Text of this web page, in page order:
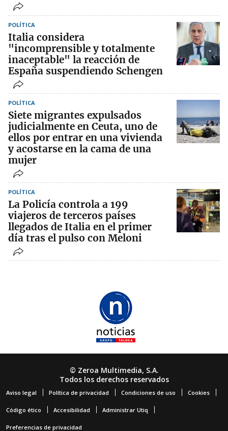
POLÍTICA
Italia considera
"incomprensible y totalmente
inaceptable" la reacción de
España suspendiendo Schengen
POLÍTICA
Siete migrantes expulsados
judicialmente en Ceuta, uno de
ellos por entrar en una vivienda
y acostarse en la cama de una
mujer
POLÍTICA
La Policía controla a 199
viajeros de terceros países
llegados de Italia en el primer
día tras el pulso con Meloni
© Zeroa Multimedia, S.A.
Todos los derechos reservados
Aviso legal Política de privacidad Condiciones de uso Cookies
Código ético Accesibilidad Administrar Utiq
Preferencias de privacidad